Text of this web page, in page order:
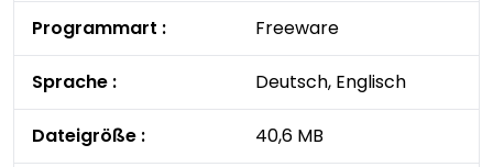
Programmart : Freeware
Sprache : Deutsch, Englisch
Dateigröße : 40,6 MB